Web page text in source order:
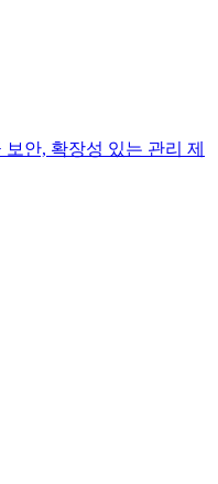
안, 확장성 있는 관리 제